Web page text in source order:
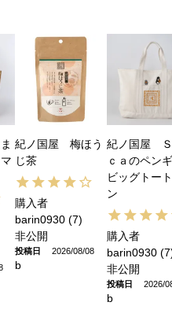
紀ノ国屋 梅ほう
じ茶
購入者
barin0930 7
非公開
投稿日 2026/08/08
b
紀ノ国屋 Ｓ
ｃａのペン
ビッグトー
ン
購入者
barin0930 7
非公開
投稿日 2026/
b